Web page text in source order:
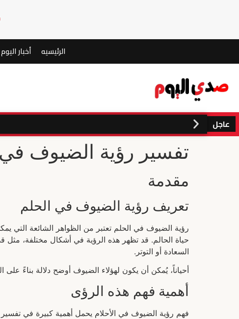
الرئيسيه أخبار اليوم
عاجل
تفسير رؤية الضيوف
مقدمة
تعريف رؤية الضيوف في الحلم
رؤية الضيوف في الحلم تعتبر من الظواهر الشائعة التي
حياة الحالم. قد تظهر هذه الرؤية في أشكال مختلفة،
السعادة أو التوتر.
أحياناً، يُمكن أن يكون لهؤلاء الضيوف أوضح دلالة بناءً
أهمية فهم هذه الرؤى
فهم رؤية الضيوف في الأحلام يحمل أهمية كبيرة في